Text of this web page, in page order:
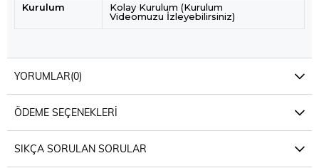
Kurulum
Kolay Kurulum (Kurulum
Videomuzu İzleyebilirsiniz)
YORUMLAR(0)
ÖDEME SEÇENEKLERI
SIKÇA SORULAN SORULAR